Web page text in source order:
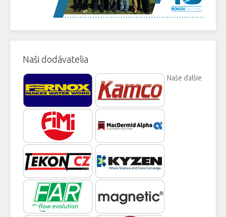
Naši dodávatelia
Naše ďalšie